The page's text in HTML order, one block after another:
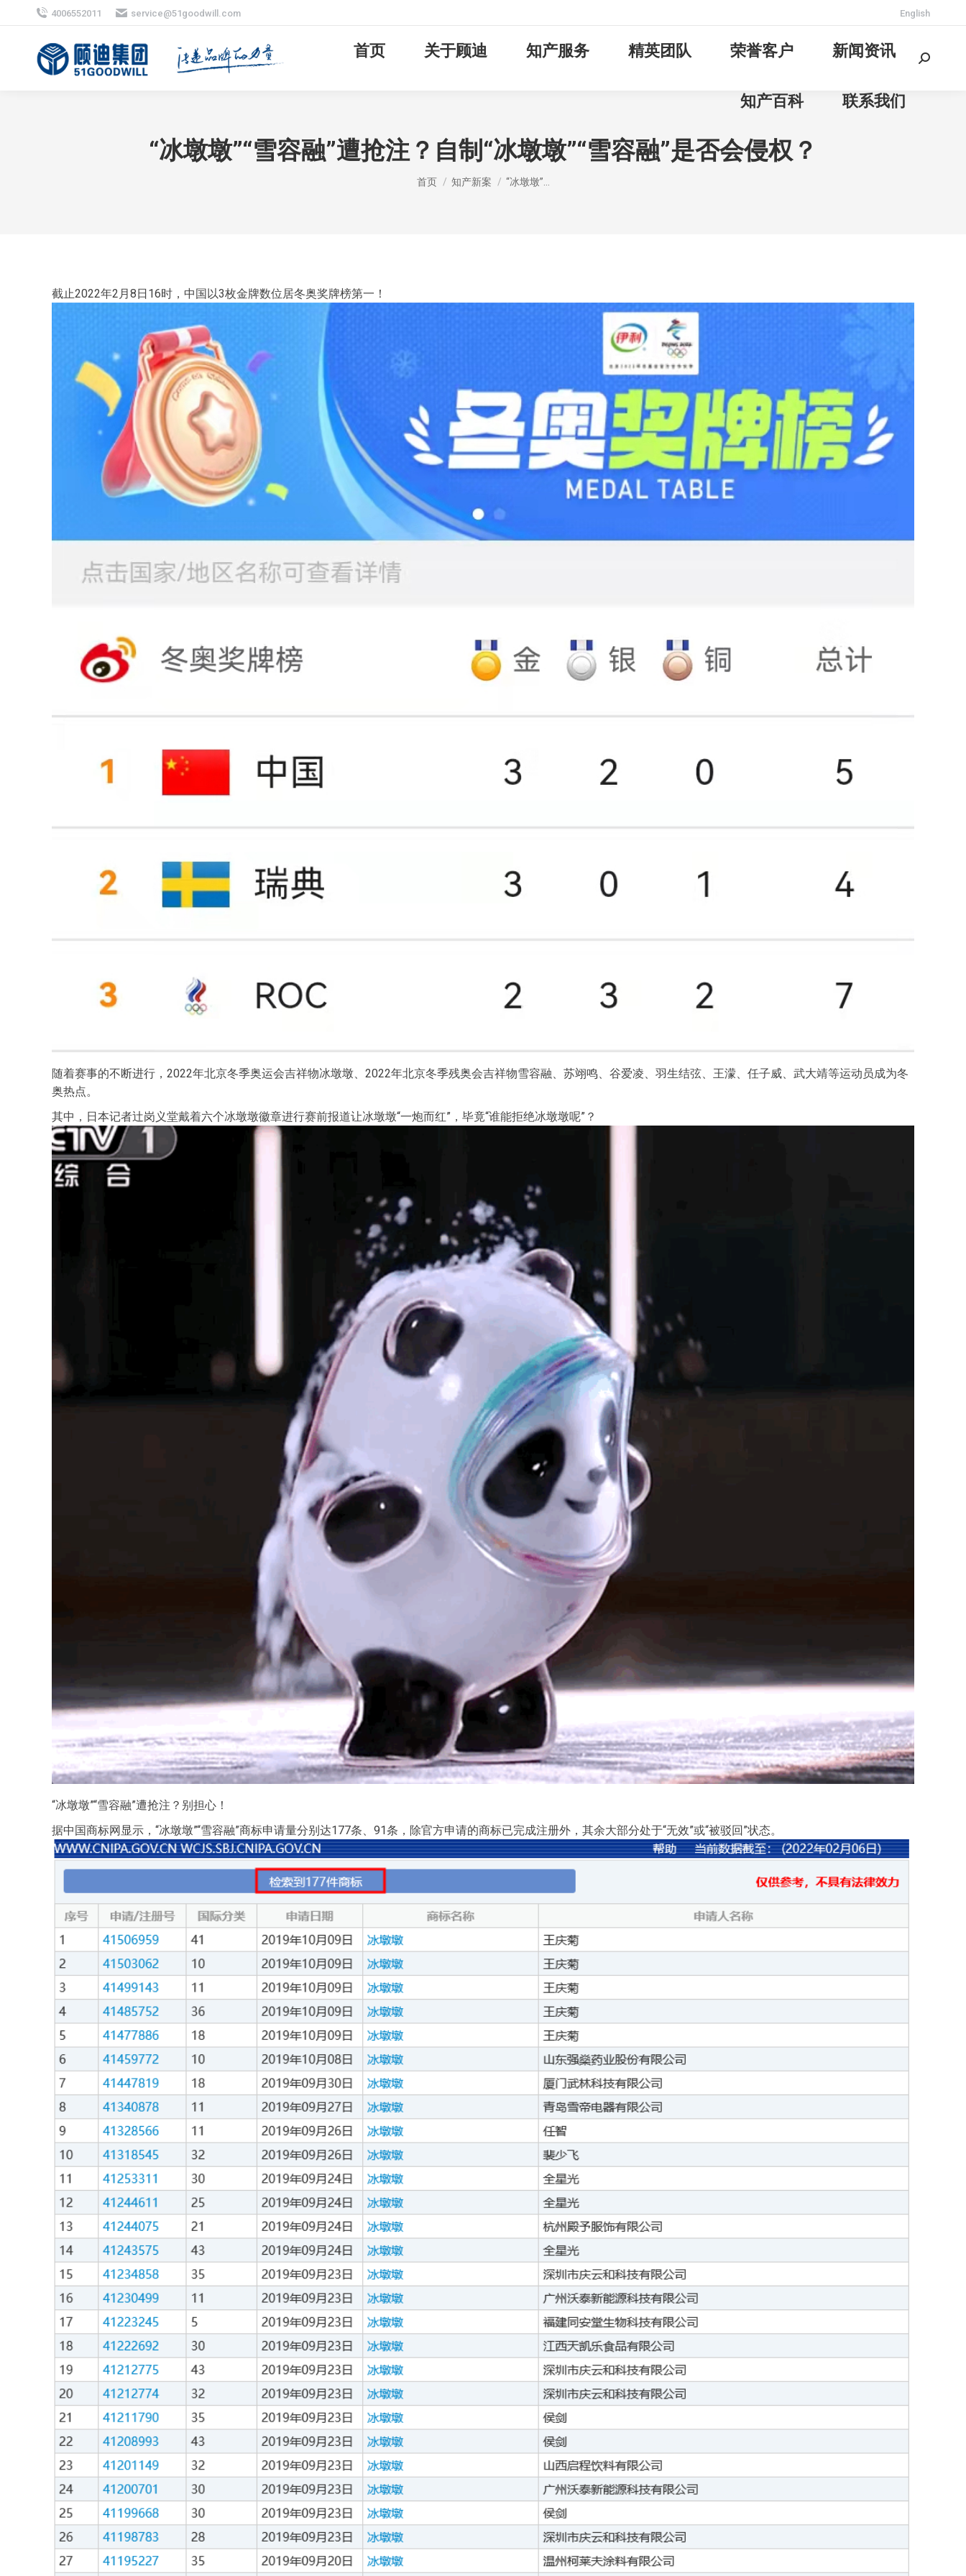
4006552011 service@51goodwill.com English
首页 关于顾迪 知产服务 精英团队 荣誉客户 新闻资讯
知产百科 联系我们
Search:
“冰墩墩”“雪容融”遭抢注？自制“冰墩墩”“雪容融”是否会侵权？
您在这里：
首页 知产新案 “冰墩墩”…
截止2022年2月8日16时，中国以3枚金牌数位居冬奥奖牌榜第一！
随着赛事的不断进行，2022年北京冬季奥运会吉祥物冰墩墩、2022年北京冬季残奥会吉祥物雪容融、苏翊鸣、谷爱凌、羽生结弦、王濛、任子威、武大靖等运动员成为冬
奥热点。
其中，日本记者辻岗义堂戴着六个冰墩墩徽章进行赛前报道让冰墩墩“一炮而红”，毕竟“谁能拒绝冰墩墩呢”？
“冰墩墩”“雪容融”遭抢注？别担心！
据中国商标网显示，“冰墩墩”“雪容融”商标申请量分别达177条、91条，除官方申请的商标已完成注册外，其余大部分处于“无效”或“被驳回”状态。